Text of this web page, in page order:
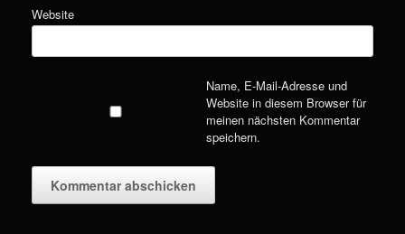
Website
Name, E-Mail-Adresse und
Website in diesem Browser für
meinen nächsten Kommentar
speichern.